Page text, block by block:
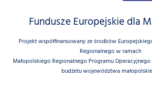
Fundusze Europejskie dla
Projekt współfinansowany ze środków
Regionalnego w ramach
Małopolskiego Regionalnego Programu Operacyjnego
budżetu województwa